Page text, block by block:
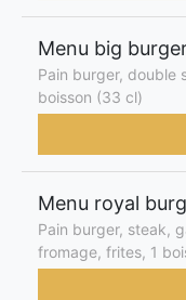
Menu big
Pain burger, double
boisson (33 cl)
Menu royal
Pain burger, steak,
fromage, frites, 1